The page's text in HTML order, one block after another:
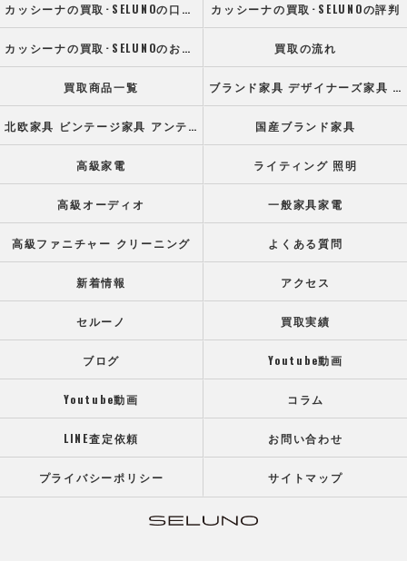
カッシーナの買取･SELUNOの口コミ情報 カッシーナの買取･SELUNOの評判
カッシーナの買取･SELUNOのお客様の声 買取の流れ
買取商品一覧 ブランド家具 デザイナーズ家具 高級オフィス家具
北欧家具 ビンテージ家具 アンティーク家具 国産ブランド家具
高級家電 ライティング 照明
高級オーディオ 一般家具家電
高級ファニチャー クリーニング よくある質問
新着情報 アクセス
セルーノ 買取実績
ブログ Youtube動画
Youtube動画 コラム
LINE査定依頼 お問い合わせ
プライバシーポリシー サイトマップ